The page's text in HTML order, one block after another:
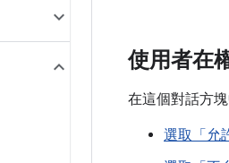
使用者在
在這個對話方
選取「允